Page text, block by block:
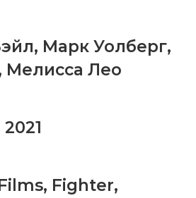
, Марк Уолберг,
Мелисса Лео
, Fighter,